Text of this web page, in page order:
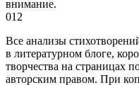
внимание.
012
Все анализы
в литературном блоге,
творчества на страницах
авторским правом. При